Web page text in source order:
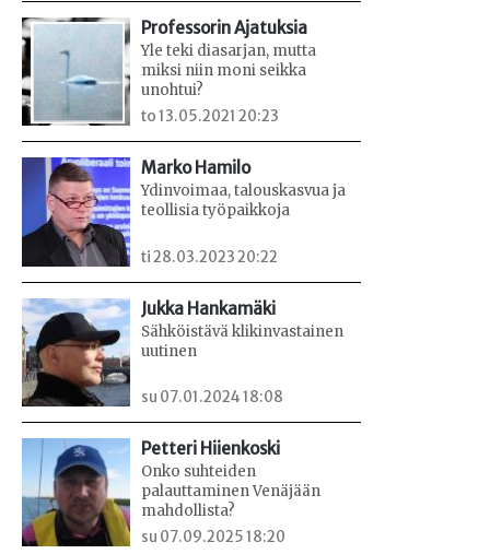
Professorin Ajatuksia
Yle teki diasarjan, mutta
miksi niin moni seikka
unohtui?
to 13.05.2021 20:23
Marko Hamilo
Ydinvoimaa, talouskasvua ja
teollisia työpaikkoja
ti 28.03.2023 20:22
Jukka Hankamäki
Sähköistävä klikinvastainen
uutinen
su 07.01.2024 18:08
Petteri Hiienkoski
Onko suhteiden
palauttaminen Venäjään
mahdollista?
su 07.09.2025 18:20